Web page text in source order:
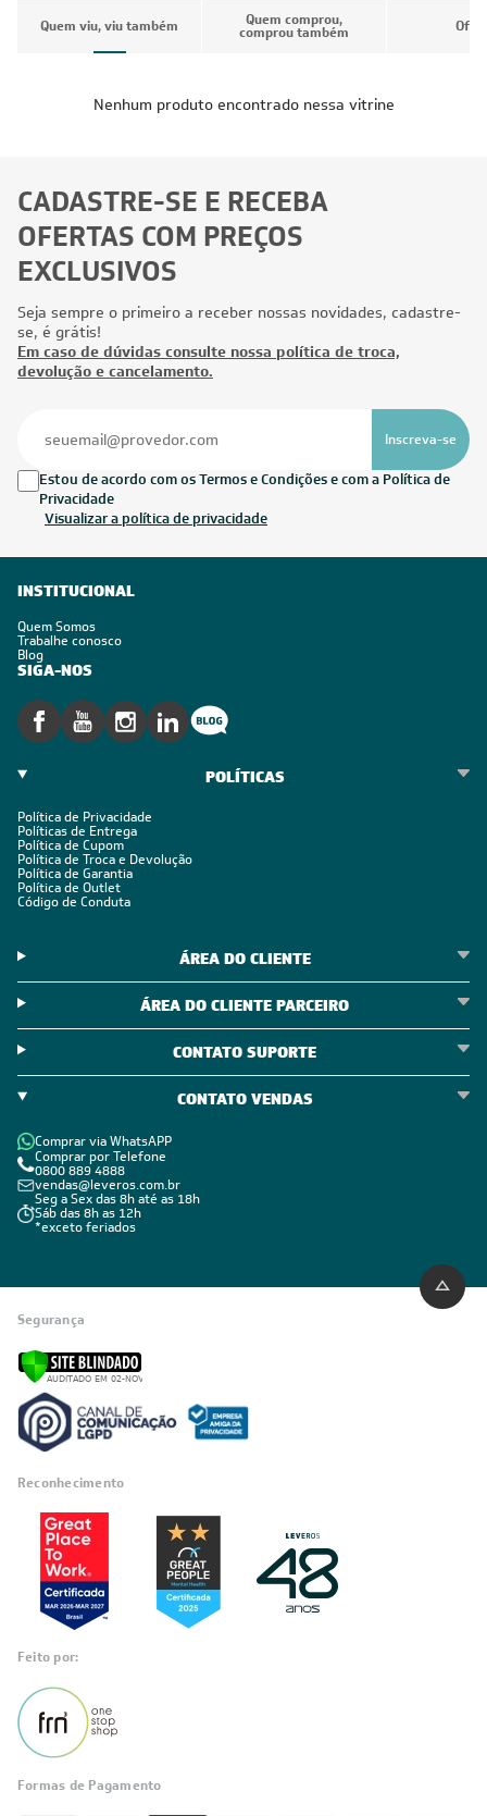
Quem viu, viu também Quem comprou,
comprou também
Nenhum produto encontrado nessa vitrine
CADASTRE-SE E RECEBA
OFERTAS COM PREÇOS
EXCLUSIVOS
Seja sempre o primeiro a receber nossas novidades, cadastre-
se, é grátis!
Em caso de dúvidas consulte nossa política de troca,
devolução e cancelamento.
Inscreva-se
Estou de acordo com os Termos e Condições e com a Política de
Privacidade
Visualizar a política de privacidade
INSTITUCIONAL
Quem Somos
Trabalhe conosco
Blog
SIGA-NOS
POLÍTICAS
Política de Privacidade
Políticas de Entrega
Política de Cupom
Política de Troca e Devolução
Política de Garantia
Política de Outlet
Código de Conduta
ÁREA DO CLIENTE
ÁREA DO CLIENTE PARCEIRO
CONTATO SUPORTE
CONTATO VENDAS
Comprar via WhatsAPP
Comprar por Telefone
0800 889 4888
vendas@leveros.com.br
Seg a Sex das 8h até as 18h
Sáb das 8h as 12h
*exceto feriados
Segurança
Reconhecimento
Feito por:
Formas de Pagamento